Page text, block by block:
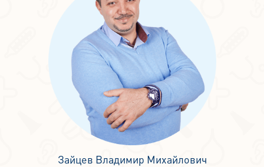
Зайцев Владимир Михайлович